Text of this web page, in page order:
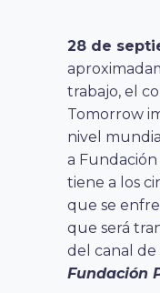
28 de
trabajo, el
Tomorrow
nivel
a Fundación
tiene a los
que se
que será
del canal
Fundación